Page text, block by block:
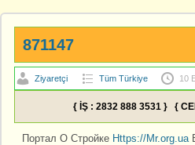
871147
Ziyaretçi Tüm Türkiye 10
{ İŞ : 2832 888 3531 } {
Портал О Стройке Https://Mr.org.ua